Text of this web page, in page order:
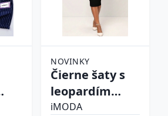
NOVINKY
Čierne šaty s
leopardím
vzorom
iMODA